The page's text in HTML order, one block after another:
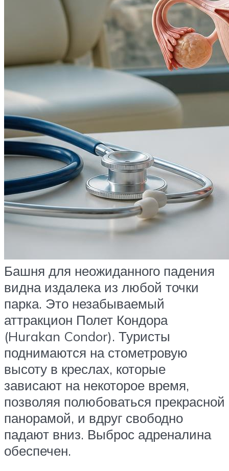
Башня для неожиданного падения
видна издалека из любой точки
парка. Это незабываемый
аттракцион Полет Кондора
(Hurakan Condor). Туристы
поднимаются на стометровую
высоту в креслах, которые
зависают на некоторое время,
позволяя полюбоваться прекрасной
панорамой, и вдруг свободно
падают вниз. Выброс адреналина
обеспечен.